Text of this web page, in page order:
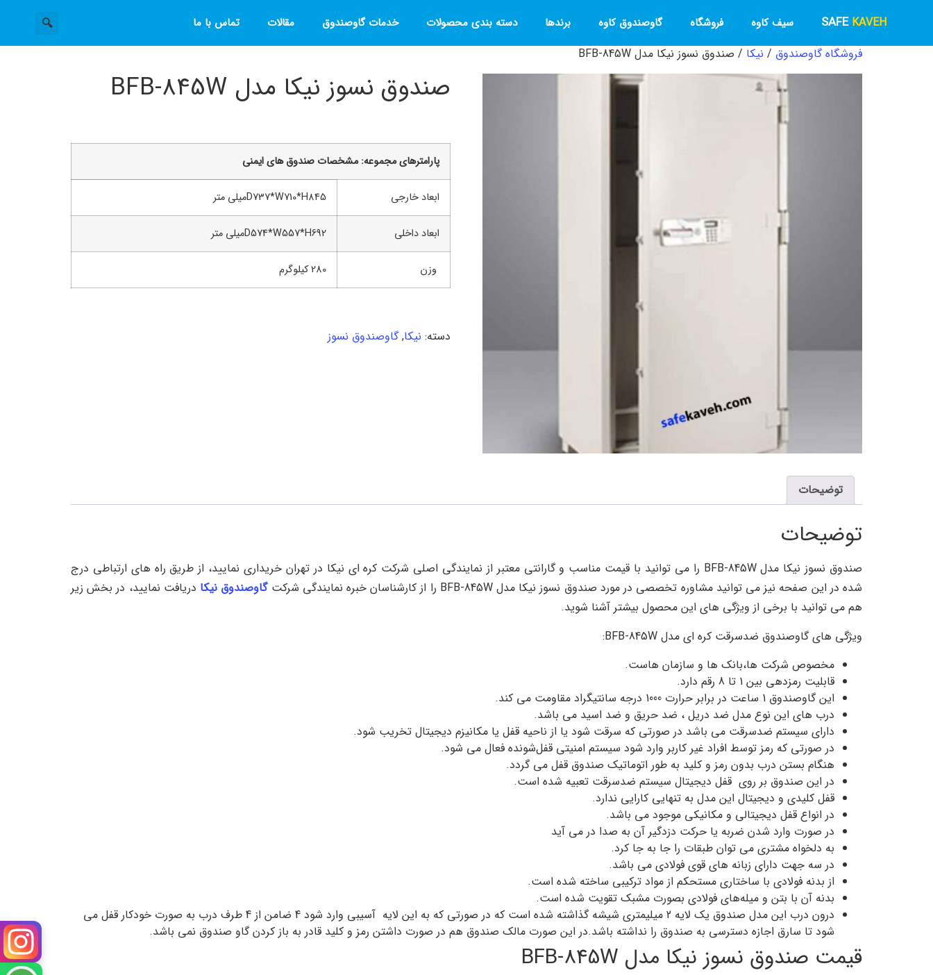
SAFE KAVEH سیف کاوه فروشگاه گاوصندوق کاوه برندها دسته بندی محصولات خدمات گاوصندوق مقالات تماس با ما
فروشگاه گاوصندوق / نیکا / صندوق نسوز نیکا مدل BFB-845W
صندوق نسوز نیکا مدل BFB-845W
پارامترهاي مجموعه: مشخصات صندوق های ایمنی
ابعاد خارجی D737*W710*H845میلی متر
ابعاد داخلی D574*W557*H692میلی متر
وزن 280 کیلوگرم
دسته: نیکا,گاوصندوق نسوز
توضیحات
توضیحات
صندوق نسوز نیکا مدل BFB-845W را می توانید با قیمت مناسب و گارانتی معتبر از نمایندگی اصلی شرکت کره ای نیکا در تهران خریداری نمایید، از طریق راه های ارتباطی درج
شده در این صفحه نیز می توانید مشاوره تخصصی در مورد صندوق نسوز نیکا مدل BFB-845W را از کارشناسان خبره نمایندگی شرکت
گاوصندوق نیکا دریافت نمایید، در بخش زیر
هم می توانید با برخی از ویژگی های این محصول بیشتر آشنا شوید.
ویژگی های گاوصندوق ضدسرقت کره ای مدل BFB-845W:
مخصوص شرکت ها،بانک ها و سازمان هاست.
قابلیت رمزدهی بین 1 تا 8 رقم دارد.
این گاوصندوق 1 ساعت در برابر حرارت 1000 درجه سانتیگراد مقاومت می کند.
درب های این نوع مدل ضد دریل ، ضد حریق و ضد اسید می باشد.
دارای سیستم ضد‌سرقت می باشد در صورتی که سرقت شود یا از ناحیه قفل یا مکانیزم دیجیتال تخریب شود.
در صورتی که رمز توسط افراد غیر‌ کاربر وارد شود سیستم امنیتی قفل‌شونده فعال می شود.
هنگام بستن درب بدون رمز و کلید به طور اتوماتیک صندوق قفل می گردد.
در این صندوق بر روی قفل دیجیتال سیستم ضدسرقت تعبیه شده است.
قفل کلیدی و دیجیتال این مدل به تنهایی کارایی ندارد.
در انواع قفل دیجیتالی و مکانیکی موجود می باشد.
در صورت وارد شدن ضربه یا حرکت دزدگیر آن به صدا در می آید
به دلخواه مشتری می توان طبقات را جا به جا کرد.
در سه جهت دارای زبانه های قوی فولادی می باشد.
از بدنه فولادی با ساختاری مستحکم از مواد ترکیبی ساخته شده است.
بدنه آن با بتن و میله‌های فولادی بصورت مشبک تقویت شده است.
درون درب این مدل صندوق یک لایه 2 میلیمتری شیشه گذاشته شده است که در صورتی که به این لایه آسیبی وارد شود 4 ضامن از 4 طرف درب به صورت خودکار قفل می
شود تا سارق اجازه دسترسی به صندوق را نداشته باشد.در این صورت مالک صندوق هم در صورت داشتن رمز و کلید قادر به باز کردن گاو صندوق نمی باشد.
قیمت صندوق نسوز نیکا مدل BFB-845W